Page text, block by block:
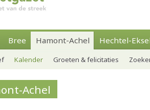
Bree Hamont-Achel Hechtel-
Kalender Groeten & felicitaties
Achel